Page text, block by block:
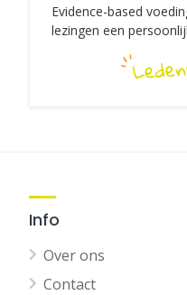
Evidence-based
lezingen een
Info
Over ons
Contact